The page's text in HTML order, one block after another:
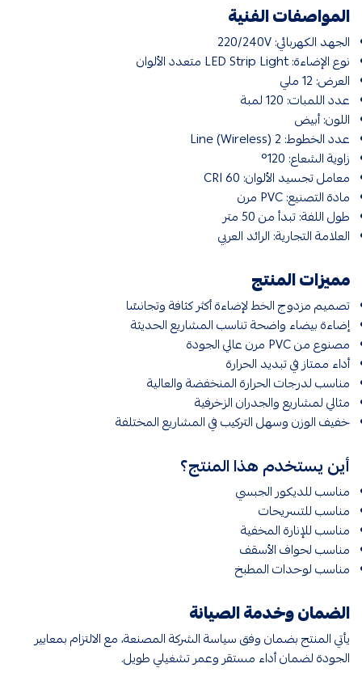
المواصفات الفنية
الجهد الكهربائي: 220/240V
نوع الإضاءة: LED Strip Light متعدد الألوان
العرض: 12 ملي
عدد اللمبات: 120 لمبة
اللون: أبيض
عدد الخطوط: 2 Line (Wireless)
زاوية الشعاع: 120°
معامل تجسيد الألوان: 60 CRI
مادة التصنيع: PVC مرن
طول اللفة: تبدأ من 50 متر
العلامة التجارية: الرائد العربي
مميزات المنتج
تصميم مزدوج الخط لإضاءة أكثر كثافة وتجانسًا
إضاءة بيضاء واضحة تناسب المشاريع الحديثة
مصنوع من PVC مرن عالي الجودة
أداء ممتاز في تبديد الحرارة
مناسب لدرجات الحرارة المنخفضة والعالية
مثالي لمشاريع والجدران الزخرفية
خفيف الوزن وسهل التركيب في المشاريع المختلفة
أين يستخدم هذا المنتج؟
مناسب للديكور الجبسي
مناسب للتسريحات
مناسب للإنارة المخفية
مناسب لحواف الأسقف
مناسب لوحدات المطبخ
الضمان وخدمة الصيانة
يأتي المنتج بضمان وفق سياسة الشركة المصنعة، مع الالتزام بمعايير
الجودة لضمان أداء مستقر وعمر تشغيلي طويل.